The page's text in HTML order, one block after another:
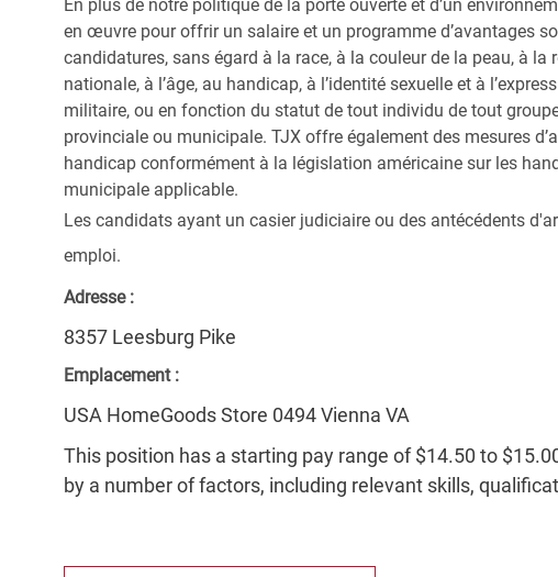
En plus de notre politique de la porte ouverte et d’un
en œuvre pour offrir un salaire et un programme d’avantages
candidatures, sans égard à la race, à la couleur de la peau, à la
nationale, à l’âge, au handicap, à l’identité sexuelle et à
militaire, ou en fonction du statut de tout individu de tout
provinciale ou municipale. TJX offre également des mesures
handicap conformément à la législation américaine sur les
municipale applicable.
Les candidats ayant un casier judiciaire ou des antécédents
emploi.
Adresse :
8357 Leesburg Pike
Emplacement :
USA HomeGoods Store 0494 Vienna VA
This position has a starting pay range of $14.50 to
by a number of factors, including relevant skills,